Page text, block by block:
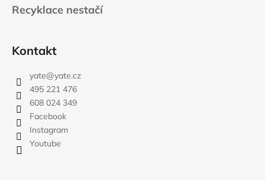
Recyklace nestačí
Kontakt
yate@yate.cz
495 221 476
608 024 349
Facebook
Instagram
Youtube